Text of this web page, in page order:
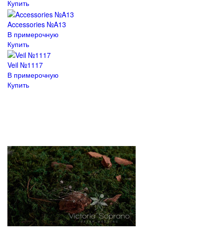
Купить
Accessories №A13
В примерочную
Купить
Veil №1117
В примерочную
Купить